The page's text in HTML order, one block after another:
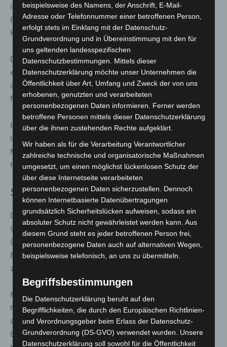
identifizieren und festnehmen. Bei ihnen wurden
Pfefferspray und Betäubungsmittel sichergestellt. Die
Polizei Bremen übernahm die weitere Bearbeitung.
Darüber hinaus erkannte derselbe Super-Recogniser
einen 22-jährigen mehrfachen Straftäter wieder, gegen
den ein Haftbefehl vorlag. Der Mann wurde
festgenommen und der Justizvollzugsanstalt überstellt.
Hannover:
In Hannover stellten Einsatzkräfte bei einem 21-jährigen
Mann eine Kette mit verstecktem Messer in einem
Holster sicher. Der Gegenstand wurde eingezogen.
Stimmen zum Einsatz
Die Leiter der Bundespolizeiinspektionen Hamburg
(Christian Linkogel), Bremen (Lüder Rippe) und Hannover
(Martin Kröger) sowie der Präsident der
Bundespolizeidirektion Hannover, Michael Schuol,
zeigten sich sehr zufrieden mit dem Einsatzverlauf.
Michael Schuol resümiert: „Diesen Schwerpunkteinsatz
hat ausgezeichnet, dass Einsatzkräfte der Bundespolizei
an den kriminalgeografisch bedeutsamsten
Brennpunkten, den Hauptbahnhöfen, aufgrund des
beispielsweise des Namens, der Anschrift, E-Mail-
Adresse oder Telefonnummer einer betroffenen Person,
erfolgt stets im Einklang mit der Datenschutz-
Grundverordnung und in Übereinstimmung mit den für
uns geltenden landesspezifischen
Datenschutzbestimmungen. Mittels dieser
Datenschutzerklärung möchte unser Unternehmen die
Öffentlichkeit über Art, Umfang und Zweck der von uns
erhobenen, genutzten und verarbeiteten
personenbezogenen Daten informieren. Ferner werden
betroffene Personen mittels dieser Datenschutzerklärung
über die ihnen zustehenden Rechte aufgeklärt.
Wir haben als für die Verarbeitung Verantwortlicher
zahlreiche technische und organisatorische Maßnahmen
umgesetzt, um einen möglichst lückenlosen Schutz der
über diese Internetseite verarbeiteten
personenbezogenen Daten sicherzustellen. Dennoch
können Internetbasierte Datenübertragungen
grundsätzlich Sicherheitslücken aufweisen, sodass ein
absoluter Schutz nicht gewährleistet werden kann. Aus
diesem Grund steht es jeder betroffenen Person frei,
personenbezogene Daten auch auf alternativen Wegen,
beispielsweise telefonisch, an uns zu übermitteln.
Begriffsbestimmungen
Die Datenschutzerklärung beruht auf den
Begrifflichkeiten, die durch den Europäischen Richtlinien-
und Verordnungsgeber beim Erlass der Datenschutz-
Grundverordnung (DS-GVO) verwendet wurden. Unsere
Datenschutzerklärung soll sowohl für die Öffentlichkeit